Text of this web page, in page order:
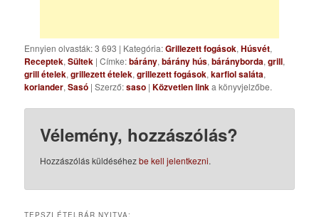
Ennyien olvasták: 3 693 | Kategória:Grillezett fogások,Húsvét,
Receptek,Sültek | Címke:bárány,bárány hús,bárányborda,grill,
grill ételek,grillezett ételek,grillezett fogások,karfiol saláta,
koriander,Sasó | Szerző:saso |Közvetlen linka könyvjelzőbe.
Vélemény, hozzászólás?
Hozzászólás küldéséhezbe kell jelentkezni.
TEPSZI ÉTELBÁR NYITVA: